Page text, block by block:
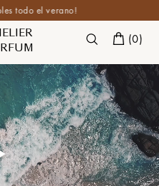
todo el verano!
(0)